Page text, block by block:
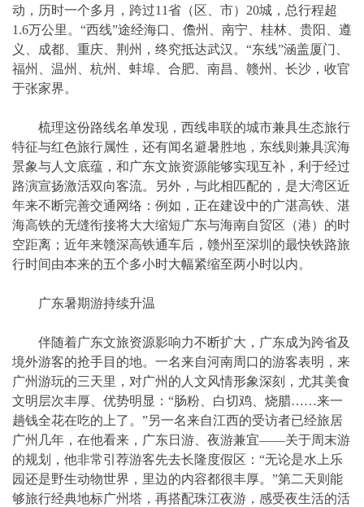
动，历时一个多月，跨过11省（区、市）20城，总行程超
1.6万公里。“西线”途经海口、儋州、南宁、桂林、贵阳、遵
义、成都、重庆、荆州，终究抵达武汉。“东线”涵盖厦门、
福州、温州、杭州、蚌埠、合肥、南昌、赣州、长沙，收官
于张家界。
梳理这份路线名单发现，西线串联的城市兼具生态旅行
特征与红色旅行属性，还有闻名避暑胜地，东线则兼具滨海
景象与人文底蕴，和广东文旅资源能够实现互补，利于经过
路演宣扬激活双向客流。另外，与此相匹配的，是大湾区近
年来不断完善交通网络：例如，正在建设中的广湛高铁、湛
海高铁的无缝衔接将大大缩短广东与海南自贸区（港）的时
空距离；近年来赣深高铁通车后，赣州至深圳的最快铁路旅
行时间由本来的五个多小时大幅紧缩至两小时以内。
广东暑期游持续升温
伴随着广东文旅资源影响力不断扩大，广东成为跨省及
境外游客的抢手目的地。一名来自河南周口的游客表明，来
广州游玩的三天里，对广州的人文风情形象深刻，尤其美食
文明层次丰厚、优势明显：“肠粉、白切鸡、烧腊……来一
趟钱全花在吃的上了。”另一名来自江西的受访者已经旅居
广州几年，在他看来，广东日游、夜游兼宜——关于周末游
的规划，他非常引荐游客先去长隆度假区：“无论是水上乐
园还是野生动物世界，里边的内容都很丰厚。”第二天则能
够旅行经典地标广州塔，再搭配珠江夜游，感受夜生活的活